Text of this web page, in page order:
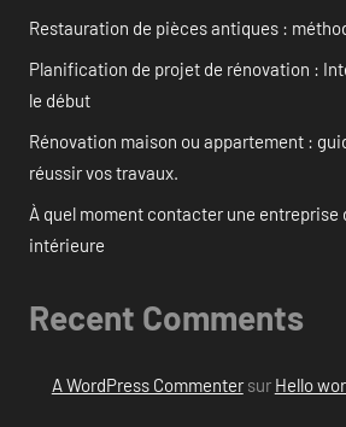
Restauration de pièces antiques :
Planification de projet de rénovation :
le début
Rénovation maison ou appartement :
réussir vos travaux.
À quel moment contacter une entreprise
intérieure
Recent Comments
A WordPress Commentersur Hello